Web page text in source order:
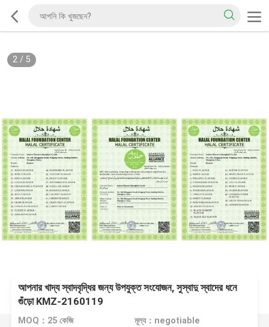
2/ 5
আপনার খাদ্য স্বাদবৃদ্ধির জন্য উপযুক্ত সংযোজন, সুস্বাদু স্বাদের ধনে
গুঁড়ো KMZ-2160119
MOQ：25 কেজি মূল্য：negotiable